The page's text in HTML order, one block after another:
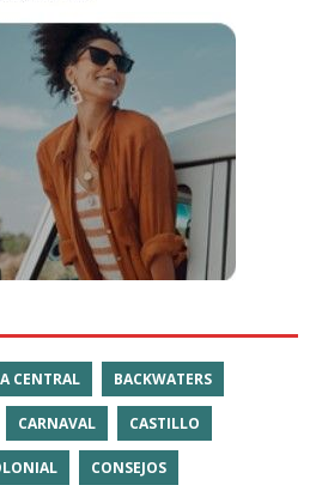
CENTRAL BACKWATERS
CARNAVAL CASTILLO
CONSEJOS